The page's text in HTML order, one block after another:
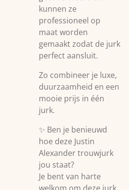
kunnen ze
professioneel op
maat worden
gemaakt zodat de jurk
perfect aansluit.
Zo combineer je luxe,
duurzaamheid en een
mooie prijs in één
jurk.
✨ Ben je benieuwd
hoe deze Justin
Alexander trouwjurk
jou staat?
Je bent van harte
welkom om deze jurk